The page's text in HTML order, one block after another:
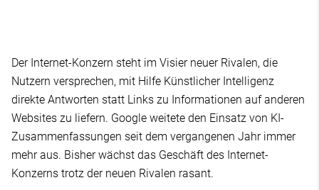
Der Internet-Konzern steht im Visier neuer Rivalen, die
Nutzern versprechen, mit Hilfe Künstlicher Intelligenz
direkte Antworten statt Links zu Informationen auf anderen
Websites zu liefern. Google weitete den Einsatz von KI-
Zusammenfassungen seit dem vergangenen Jahr immer
mehr aus. Bisher wächst das Geschäft des Internet-
Konzerns trotz der neuen Rivalen rasant.